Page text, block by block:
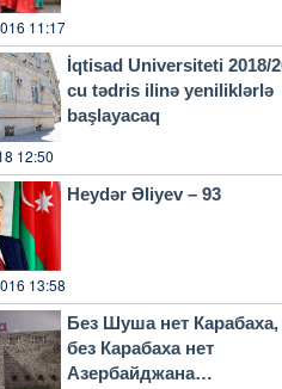
qəbul etmək istəmirdi... Getmək üçün çox tələsdiniz, bəlkə də çıxış yolunu getməkdə
gördünüz...Ölümü sizə heç
11:17
İqtisad Universiteti 2018/
cu tədris ilinə yeniliklərlə
başlayacaq
12:50
Heydər Əliyev – 93
13:58
Без Шуша нет Карабаха,
без Карабаха нет
Азербайджана…